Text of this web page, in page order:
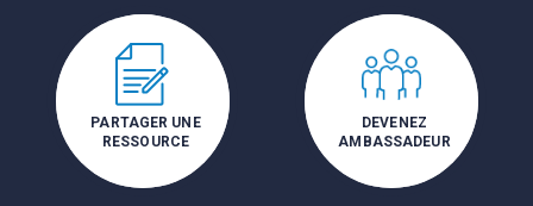
PARTAGER UNE
RESSOURCE
DEVENEZ
AMBASSADEUR